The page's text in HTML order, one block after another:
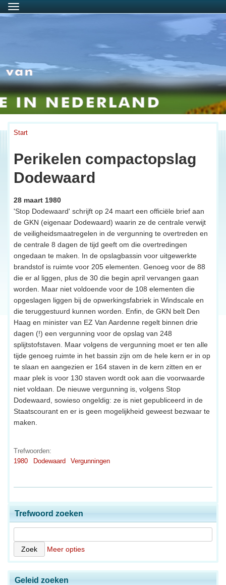
Menu
Start
Perikelen compactopslag
Dodewaard
28 maart 1980
'Stop Dodewaard' schrijft op 24 maart een officiële brief aan
de GKN (eigenaar Dodewaard) waarin ze de centrale verwijt
de veiligheidsmaatregelen in de vergunning te overtreden en
de centrale 8 dagen de tijd geeft om die overtredingen
ongedaan te maken. In de opslagbassin voor uitgewerkte
brandstof is ruimte voor 205 elementen. Genoeg voor de 88
die er al liggen, plus de 30 die begin april vervangen gaan
worden. Maar niet voldoende voor de 108 elementen die
opgeslagen liggen bij de opwerkingsfabriek in Windscale en
die teruggestuurd kunnen worden. Enfin, de GKN belt Den
Haag en minister van EZ Van Aardenne regelt binnen drie
dagen (!) een vergunning voor de opslag van 248
splijtstofstaven. Maar volgens de vergunning moet er ten alle
tijde genoeg ruimte in het bassin zijn om de hele kern er in op
te slaan en aangezien er 164 staven in de kern zitten en er
maar plek is voor 130 staven wordt ook aan die voorwaarde
niet voldaan. De nieuwe vergunning is, volgens Stop
Dodewaard, sowieso ongeldig: ze is niet gepubliceerd in de
Staatscourant en er is geen mogelijkheid geweest bezwaar te
maken.
Trefwoorden:
1980
Dodewaard Vergunningen
Trefwoord zoeken
Meer opties
Geleid zoeken